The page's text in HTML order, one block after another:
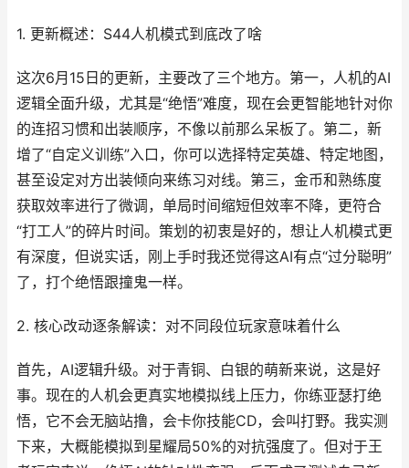
1. 更新概述：S44人机模式到底改了啥
这次6月15日的更新，主要改了三个地方。第一，人机的AI
逻辑全面升级，尤其是“绝悟”难度，现在会更智能地针对你
的连招习惯和出装顺序，不像以前那么呆板了。第二，新
增了“自定义训练”入口，你可以选择特定英雄、特定地图，
甚至设定对方出装倾向来练习对线。第三，金币和熟练度
获取效率进行了微调，单局时间缩短但效率不降，更符合
“打工人”的碎片时间。策划的初衷是好的，想让人机模式更
有深度，但说实话，刚上手时我还觉得这AI有点“过分聪明”
了，打个绝悟跟撞鬼一样。
2. 核心改动逐条解读：对不同段位玩家意味着什么
首先，AI逻辑升级。对于青铜、白银的萌新来说，这是好
事。现在的人机会更真实地模拟线上压力，你练亚瑟打绝
悟，它不会无脑站撸，会卡你技能CD，会叫打野。我实测
下来，大概能模拟到星耀局50%的对抗强度了。但对于王